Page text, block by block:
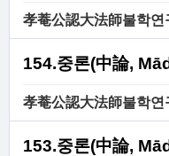
孝菴公認大法師불학연
154.중론(中論,
孝菴公認大法師불학연
153.중론(中論,